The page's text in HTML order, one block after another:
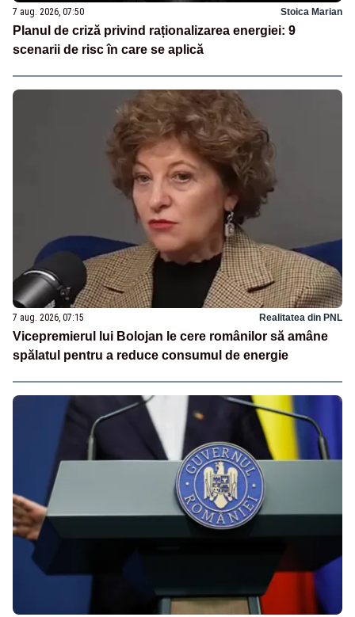
7 aug. 2026, 07:50 Stoica Marian
Planul de criză privind raționalizarea energiei: 9
scenarii de risc în care se aplică
7 aug. 2026, 07:15 Realitatea din PNL
Vicepremierul lui Bolojan le cere românilor să amâne
spălatul pentru a reduce consumul de energie